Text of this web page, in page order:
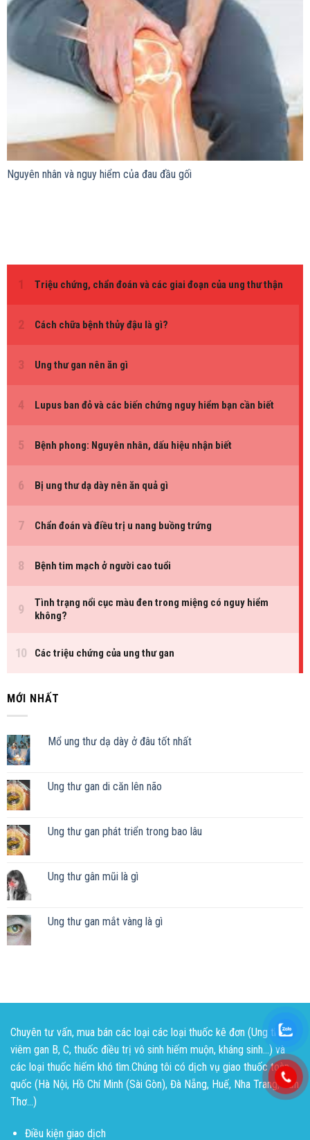
Nguyên nhân và nguy hiểm của đau đầu gối
MỚI NHẤT
Mổ ung thư dạ dày ở đâu tốt nhất
Ung thư gan di căn lên não
Ung thư gan phát triển trong bao lâu
Ung thư gân mũi là gì
Ung thư gan mắt vàng là gì
Chuyên tư vấn, mua bán các loại các loại thuốc kê đơn (Ung thư,
viêm gan B, C, thuốc điều trị vô sinh hiếm muộn, kháng sinh...) và
các loại thuốc hiếm khó tìm.Chúng tôi có dịch vụ giao thuốc toàn
quốc (Hà Nội, Hồ Chí Minh (Sài Gòn), Đà Nẵng, Huế, Nha Trang, Cần
Thơ...)
Điều kiện giao dịch